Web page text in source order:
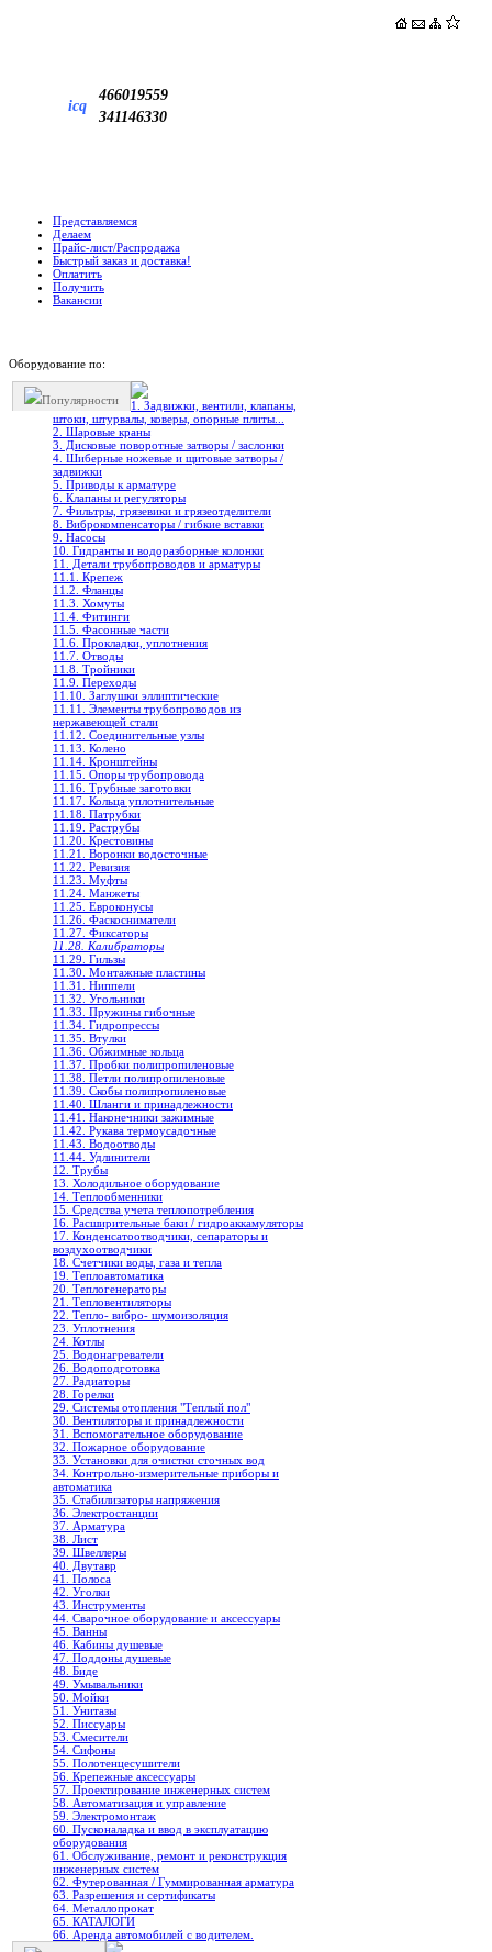
icq
466019559
341146330
Представляемся
Делаем
Прайс-лист/Распродажа
Быстрый заказ и доставка!
Оплатить
Получить
Вакансии
Оборудование по:
Популярности
1. Задвижки, вентили, клапаны,
штоки, штурвалы, коверы, опорные плиты...
2. Шаровые краны
3. Дисковые поворотные затворы / заслонки
4. Шиберные ножевые и щитовые затворы /
задвижки
5. Приводы к арматуре
6. Клапаны и регуляторы
7. Фильтры, грязевики и грязеотделители
8. Виброкомпенсаторы / гибкие вставки
9. Насосы
10. Гидранты и водоразборные колонки
11. Детали трубопроводов и арматуры
11.1. Крепеж
11.2. Фланцы
11.3. Хомуты
11.4. Фитинги
11.5. Фасонные части
11.6. Прокладки, уплотнения
11.7. Отводы
11.8. Тройники
11.9. Переходы
11.10. Заглушки эллиптические
11.11. Элементы трубопроводов из
нержавеющей стали
11.12. Соединительные узлы
11.13. Колено
11.14. Кронштейны
11.15. Опоры трубопровода
11.16. Трубные заготовки
11.17. Кольца уплотнительные
11.18. Патрубки
11.19. Раструбы
11.20. Крестовины
11.21. Воронки водосточные
11.22. Ревизия
11.23. Муфты
11.24. Манжеты
11.25. Евроконусы
11.26. Фаскосниматели
11.27. Фиксаторы
11.28. Калибраторы
11.29. Гильзы
11.30. Монтажные пластины
11.31. Ниппели
11.32. Угольники
11.33. Пружины гибочные
11.34. Гидропрессы
11.35. Втулки
11.36. Обжимные кольца
11.37. Пробки полипропиленовые
11.38. Петли полипропиленовые
11.39. Скобы полипропиленовые
11.40. Шланги и принадлежности
11.41. Наконечники зажимные
11.42. Рукава термоусадочные
11.43. Водоотводы
11.44. Удлинители
12. Трубы
13. Холодильное oборудование
14. Теплообменники
15. Средства учета теплопотребления
16. Расширительные баки / гидроаккамуляторы
17. Конденсатоотводчики, сепараторы и
воздухоотводчики
18. Счетчики воды, газа и тепла
19. Теплоавтоматика
20. Теплогенераторы
21. Тепловентиляторы
22. Тепло- вибро- шумоизоляция
23. Уплотнения
24. Котлы
25. Водонагреватели
26. Водоподготовка
27. Радиаторы
28. Горелки
29. Системы отопления "Теплый пол"
30. Вентиляторы и принадлежности
31. Вспомогательное оборудование
32. Пожарное оборудование
33. Установки для очистки сточных вод
34. Контрольно-измерительные приборы и
автоматика
35. Стабилизаторы напряжения
36. Электростанции
37. Арматура
38. Лист
39. Швеллеры
40. Двутавр
41. Полоса
42. Уголки
43. Инструменты
44. Сварочное оборудование и аксессуары
45. Ванны
46. Кабины душевые
47. Поддоны душевые
48. Биде
49. Умывальники
50. Мойки
51. Унитазы
52. Писсуары
53. Смесители
54. Сифоны
55. Полотенцесушители
56. Крепежные аксессуары
57. Проектирование инженерных систем
58. Автоматизация и управление
59. Электромонтаж
60. Пусконаладка и ввод в эксплуатацию
оборудования
61. Обслуживание, ремонт и реконструкция
инженерных систем
62. Футерованная / Гуммированная арматура
63. Разрешения и сертификаты
64. Металлопрокат
65. КАТАЛОГИ
66. Аренда автомобилей с водителем.